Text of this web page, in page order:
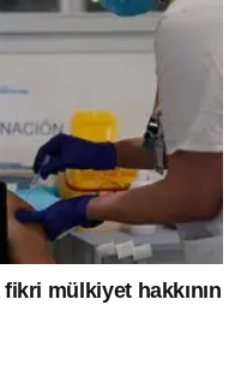
fikri mülkiyet hakkının